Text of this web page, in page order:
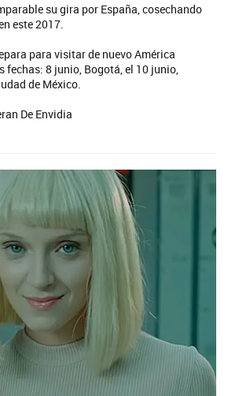
su gira por España, cosechando
este 2017.
para visitar de nuevo América
fechas: 8 junio, Bogotá, el 10 junio,
de México.
De Envidia